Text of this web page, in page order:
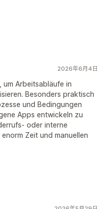
2026年6月4日
um Arbeitsabläufe in
Besonders praktisch
und Bedingungen
Apps entwickeln zu
oder interne
Zeit und manuellen